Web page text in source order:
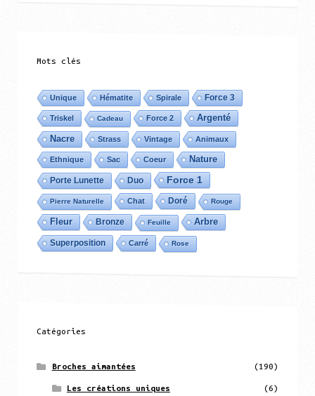
Mots clés
Unique Hématite Spirale Force 3
Triskel Cadeau Force 2 Argenté
Nacre Strass Vintage Animaux
Ethnique Sac Coeur Nature
Porte Lunette Duo Force 1
Pierre Naturelle Chat Doré Rouge
Fleur Bronze Feuille Arbre
Superposition Carré Rose
Catégories
Broches aimantées (190)
Les créations uniques (6)